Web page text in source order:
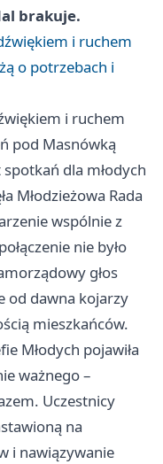
brakuje.
i ruchem
o potrzebach i
i ruchem
pod Masnówką
dla młodych
Młodzieżowa Rada
wspólnie z
nie było
głos
od dawna kojarzy
mieszkańców.
Młodych pojawiła
ważnego –
Uczestnicy
na
i nawiązywanie